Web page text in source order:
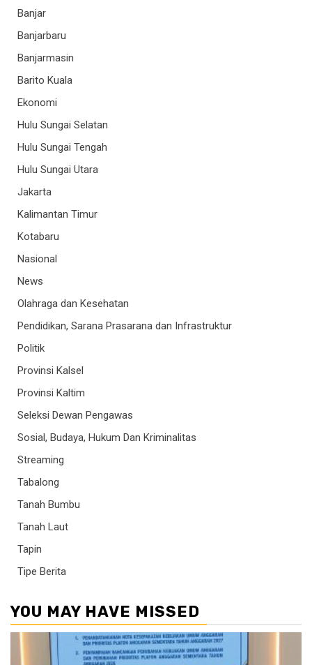
Banjar
Banjarbaru
Banjarmasin
Barito Kuala
Ekonomi
Hulu Sungai Selatan
Hulu Sungai Tengah
Hulu Sungai Utara
Jakarta
Kalimantan Timur
Kotabaru
Nasional
News
Olahraga dan Kesehatan
Pendidikan, Sarana Prasarana dan Infrastruktur
Politik
Provinsi Kalsel
Provinsi Kaltim
Seleksi Dewan Pengawas
Sosial, Budaya, Hukum Dan Kriminalitas
Streaming
Tabalong
Tanah Bumbu
Tanah Laut
Tapin
Tipe Berita
YOU MAY HAVE MISSED